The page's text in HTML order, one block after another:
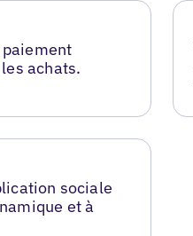
achats.
sociale
et à